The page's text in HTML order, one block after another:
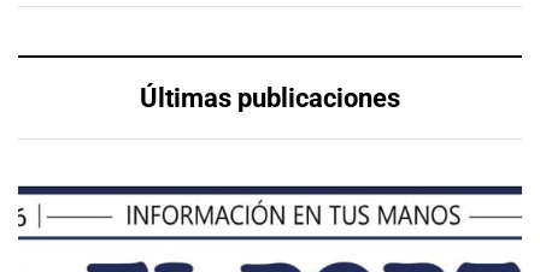
Últimas publicaciones